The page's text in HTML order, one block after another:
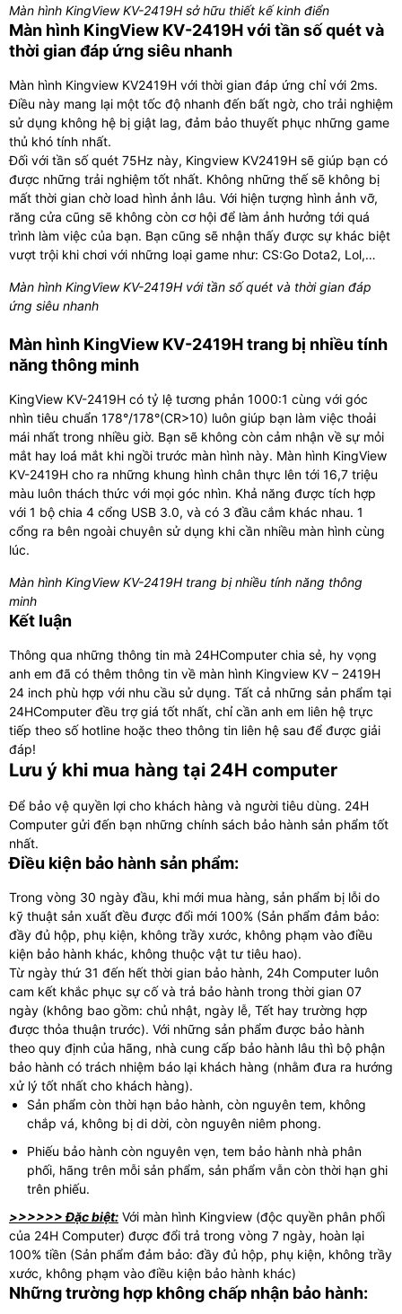
Màn hình KingView KV-2419H sở hữu thiết kế kinh điển
Màn hình KingView KV-2419H với tần số quét và
thời gian đáp ứng siêu nhanh
Màn hình Kingview KV2419H với thời gian đáp ứng chỉ với 2ms.
Điều này mang lại một tốc độ nhanh đến bất ngờ, cho trải nghiệm
sử dụng không hệ bị giật lag, đảm bảo thuyết phục những game
thủ khó tính nhất.
Đối với tần số quét 75Hz này, Kingview KV2419H sẽ giúp bạn có
được những trải nghiệm tốt nhất. Không những thế sẽ không bị
mất thời gian chờ load hình ảnh lâu. Với hiện tượng hình ảnh vỡ,
răng cửa cũng sẽ không còn cơ hội để làm ảnh hưởng tới quá
trình làm việc của bạn. Bạn cũng sẽ nhận thấy được sự khác biệt
vượt trội khi chơi với những loại game như: CS:Go Dota2, Lol,…
Màn hình KingView KV-2419H với tần số quét và thời gian đáp
ứng siêu nhanh
Màn hình KingView KV-2419H trang bị nhiều tính
năng thông minh
KingView KV-2419H có tỷ lệ tương phản 1000:1 cùng với góc
nhìn tiêu chuẩn 178°/178°(CR>10) luôn giúp bạn làm việc thoải
mái nhất trong nhiều giờ. Bạn sẽ không còn cảm nhận về sự mỏi
mắt hay loá mắt khi ngồi trước màn hình này. Màn hình KingView
KV-2419H cho ra những khung hình chân thực lên tới 16,7 triệu
màu luôn thách thức với mọi góc nhìn. Khả năng được tích hợp
với 1 bộ chia 4 cổng USB 3.0, và có 3 đầu cắm khác nhau. 1
cổng ra bên ngoài chuyên sử dụng khi cần nhiều màn hình cùng
lúc.
Màn hình KingView KV-2419H trang bị nhiều tính năng thông
minh
Kết luận
Thông qua những thông tin mà 24HComputer chia sẻ, hy vọng
anh em đã có thêm thông tin về màn hình Kingview KV – 2419H
24 inch phù hợp với nhu cầu sử dụng. Tất cả những sản phẩm tại
24HComputer đều trợ giá tốt nhất, chỉ cần anh em liên hệ trực
tiếp theo số hotline hoặc theo thông tin liên hệ sau để được giải
đáp!
Lưu ý khi mua hàng tại 24H computer
Để bảo vệ quyền lợi cho khách hàng và người tiêu dùng. 24H
Computer gửi đến bạn những chính sách bảo hành sản phẩm tốt
nhất.
Điều kiện bảo hành sản phẩm:
Trong vòng 30 ngày đầu, khi mới mua hàng, sản phẩm bị lỗi do
kỹ thuật sản xuất đều được đổi mới 100% (Sản phẩm đảm bảo:
đầy đủ hộp, phụ kiện, không trầy xước, không phạm vào điều
kiện bảo hành khác, không thuộc vật tư tiêu hao).
Từ ngày thứ 31 đến hết thời gian bảo hành, 24h Computer luôn
cam kết khắc phục sự cố và trả bảo hành trong thời gian 07
ngày (không bao gồm: chủ nhật, ngày lễ, Tết hay trường hợp
được thỏa thuận trước). Với những sản phẩm được bảo hành
theo quy định của hãng, nhà cung cấp bảo hành lâu thì bộ phận
bảo hành có trách nhiệm báo lại khách hàng (nhằm đưa ra hướng
xử lý tốt nhất cho khách hàng).
Sản phẩm còn thời hạn bảo hành, còn nguyên tem, không
chắp vá, không bị di dời, còn nguyên niêm phong.
Phiếu bảo hành còn nguyên vẹn, tem bảo hành nhà phân
phối, hãng trên mỗi sản phẩm, sản phẩm vẫn còn thời hạn ghi
trên phiếu.
>>>>>> Đặc biệt: Với màn hình Kingview (độc quyền phân phối
của 24H Computer) được đổi trả trong vòng 7 ngày, hoàn lại
100% tiền (Sản phẩm đảm bảo: đầy đủ hộp, phụ kiện, không trầy
xước, không phạm vào điều kiện bảo hành khác)
Những trường hợp không chấp nhận bảo hành: